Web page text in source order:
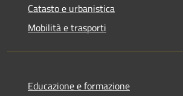
Catasto e urbanistica
Mobilità e trasporti
Educazione e formazione